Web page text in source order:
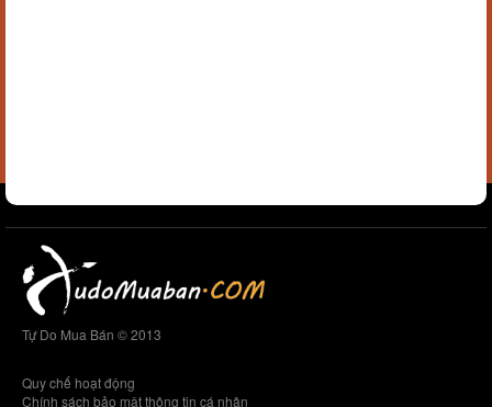
Tự Do Mua Bán © 2013
Quy chế hoạt động
Chính sách bảo mật thông tin cá nhân